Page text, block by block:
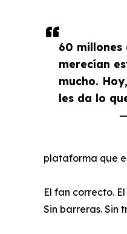
60 millones
merecían
mucho.
les da lo
plataforma que
El fan correcto.
Sin barreras. Sin